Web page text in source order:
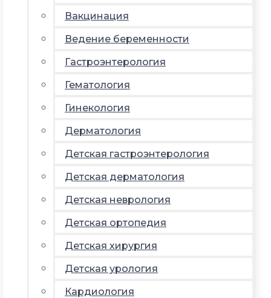
Вакцинация
Ведение беременности
Гастроэнтерология
Гематология
Гинекология
Дерматология
Детская гастроэнтерология
Детская дерматология
Детская неврология
Детская ортопедия
Детская хирургия
Детская урология
Кардиология